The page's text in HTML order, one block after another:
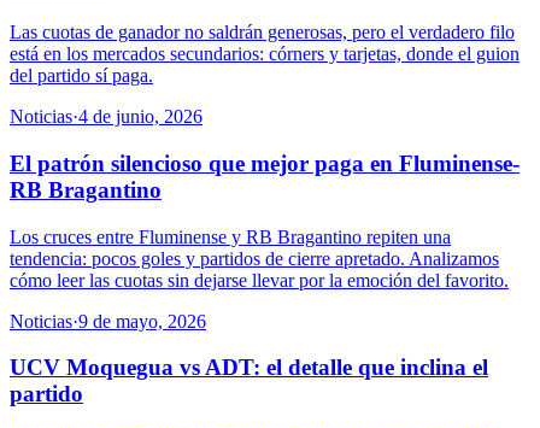
Las cuotas de ganador no saldrán generosas, pero el verdadero filo
está en los mercados secundarios: córners y tarjetas, donde el guion
del partido sí paga.
Noticias·4 de junio, 2026
El patrón silencioso que mejor paga en Fluminense-
RB Bragantino
Los cruces entre Fluminense y RB Bragantino repiten una
tendencia: pocos goles y partidos de cierre apretado. Analizamos
cómo leer las cuotas sin dejarse llevar por la emoción del favorito.
Noticias·9 de mayo, 2026
UCV Moquegua vs ADT: el detalle que inclina el
partido